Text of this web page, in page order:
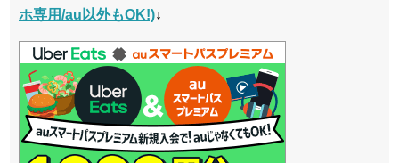
ホ専用/au以外もOK!)↓